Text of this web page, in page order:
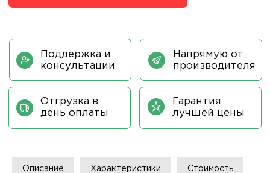
Описание Характеристики Стоимость